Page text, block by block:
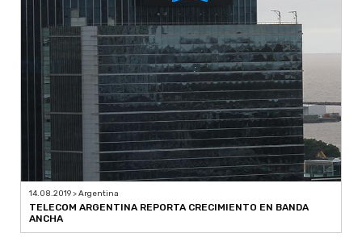
14.08.2019 > Argentina
TELECOM ARGENTINA REPORTA CRECIMIENTO EN BANDA
ANCHA